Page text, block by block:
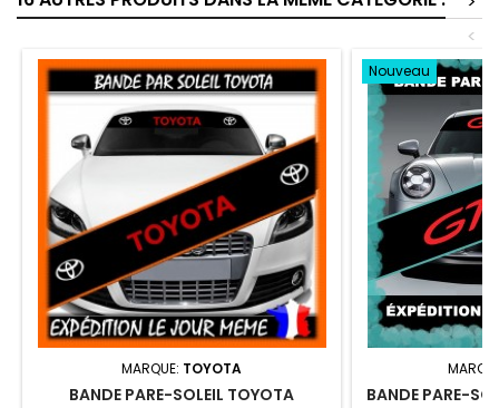
<
MARQUE: TOYOTA
BANDE PARE-SOLEIL TOYOTA
Nouveau
BANDE PARE-